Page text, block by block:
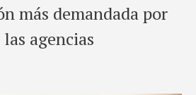
más demandada por
agencias